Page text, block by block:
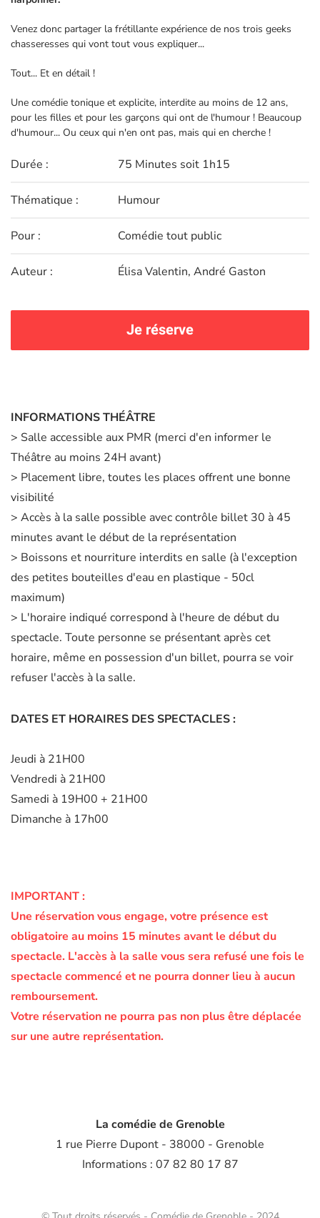
Venez donc partager la frétillante expérience de nos trois geeks
chasseresses qui vont tout vous expliquer...
Tout... Et en détail !
Une comédie tonique et explicite, interdite au moins de 12 ans,
pour les filles et pour les garçons qui ont de l'humour ! Beaucoup
d'humour... Ou ceux qui n'en ont pas, mais qui en cherche !
Durée : 75 Minutes soit 1h15
Thématique : Humour
Pour : Comédie tout public
Auteur : Élisa Valentin, André Gaston
Je réserve
INFORMATIONS THÉÂTRE
> Salle accessible aux PMR (merci d'en informer le
Théâtre au moins 24H avant)
> Placement libre, toutes les places offrent une bonne
visibilité
> Accès à la salle possible avec contrôle billet 30 à 45
minutes avant le début de la représentation
> Boissons et nourriture interdits en salle (à l'exception
des petites bouteilles d'eau en plastique - 50cl
maximum)
> L'horaire indiqué correspond à l'heure de début du
spectacle. Toute personne se présentant après cet
horaire, même en possession d'un billet, pourra se voir
refuser l'accès à la salle.
DATES ET HORAIRES DES SPECTACLES :
Jeudi à 21H00
Vendredi à 21H00
Samedi à 19H00 + 21H00
Dimanche à 17h00
IMPORTANT :
Une réservation vous engage, votre présence est
obligatoire au moins 15 minutes avant le début du
spectacle. L'accès à la salle vous sera refusé une fois le
spectacle commencé et ne pourra donner lieu à aucun
remboursement.
Votre réservation ne pourra pas non plus être déplacée
sur une autre représentation.
La comédie de Grenoble
1 rue Pierre Dupont - 38000 - Grenoble
Informations : 07 82 80 17 87